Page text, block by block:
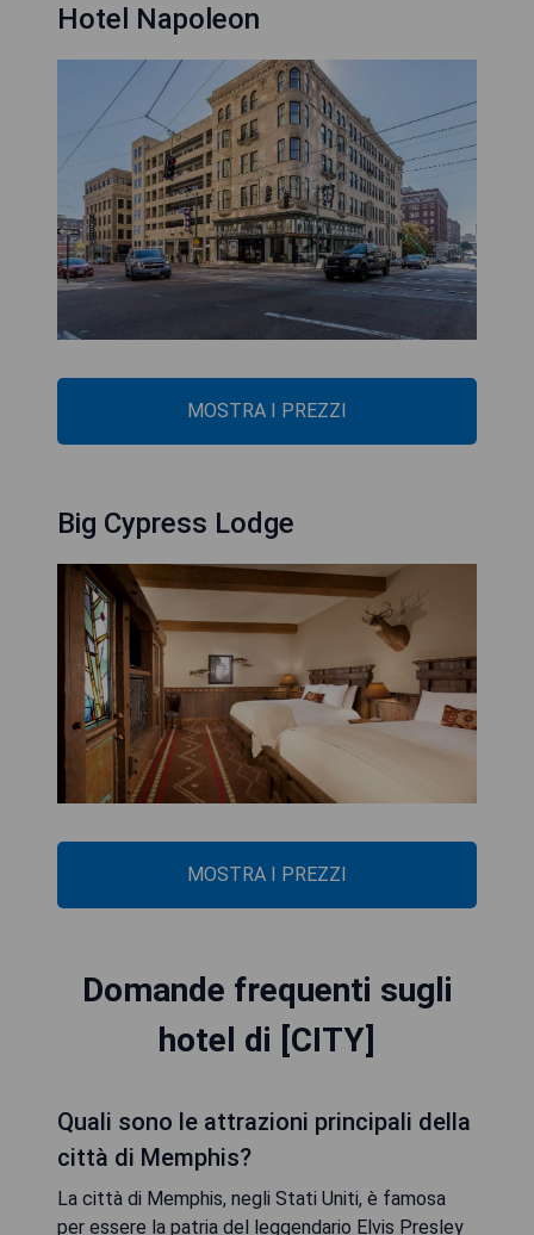
Hotel Napoleon
MOSTRA I PREZZI
Big Cypress Lodge
MOSTRA I PREZZI
Domande frequenti sugli
hotel di [CITY]
Quali sono le attrazioni principali della
città di Memphis?
La città di Memphis, negli Stati Uniti, è famosa
per essere la patria del leggendario Elvis Presley